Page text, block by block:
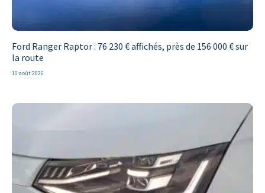
Ford Ranger Raptor : 76 230 € affichés, près de 156 000 € sur
la route
10 août 2026